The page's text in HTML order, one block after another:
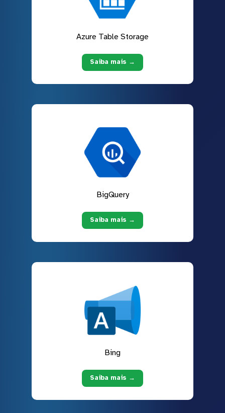
Azure Table Storage
Saiba mais →
BigQuery
Saiba mais →
Bing
Saiba mais →